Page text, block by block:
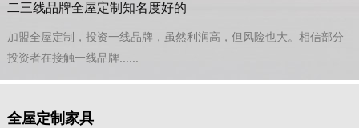
二三线品牌全屋定制知名度好的
加盟全屋定制，投资一线品牌，虽然利润高，但风险也大。相信部分
投资者在接触一线品牌......
全屋定制家具